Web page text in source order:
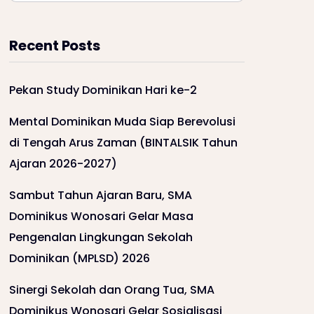
Recent Posts
Pekan Study Dominikan Hari ke-2
Mental Dominikan Muda Siap Berevolusi
di Tengah Arus Zaman (BINTALSIK Tahun
Ajaran 2026-2027)
Sambut Tahun Ajaran Baru, SMA
Dominikus Wonosari Gelar Masa
Pengenalan Lingkungan Sekolah
Dominikan (MPLSD) 2026
Sinergi Sekolah dan Orang Tua, SMA